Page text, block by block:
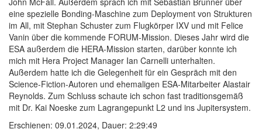
eine spezielle Bonding-Maschine zum Deployment von Strukturen
im All, mit Stephan Schuster zum Flugkörper IXV und mit Felice
Vanin über die kommende FORUM-Mission. Dieses Jahr wird die
ESA außerdem die HERA-Mission starten, darüber konnte ich
mich mit Hera Project Manager Ian Carnelli unterhalten.
Außerdem hatte ich die Gelegenheit für ein Gespräch mit den
Science-Fiction-Autoren und ehemaligen ESA-Mitarbeiter Alastair
Reynolds. Zum Schluss schaute ich schon fast traditionsgemäß
mit Dr. Kai Noeske zum Lagrangepunkt L2 und ins Jupitersystem.
Erschienen: 09.01.2024, Dauer: 2:29:49